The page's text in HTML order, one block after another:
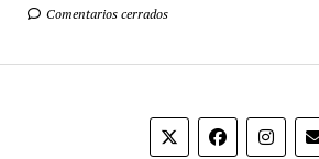
Comentarios cerrados